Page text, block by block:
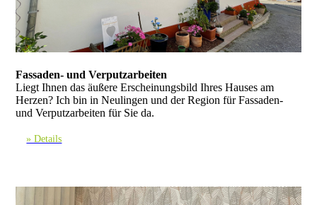
Fassaden- und Verputzarbeiten
Liegt Ihnen das äußere Erscheinungsbild Ihres Hauses am
Herzen? Ich bin in Neulingen und der Region für Fassaden-
und Verputzarbeiten für Sie da.
» Details